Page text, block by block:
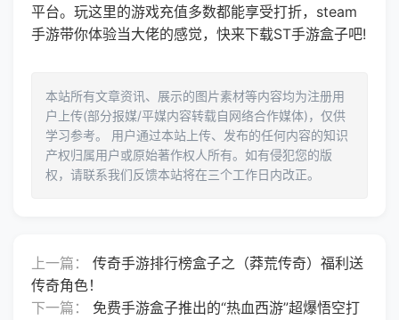
平台。玩这里的游戏充值多数都能享受打折，steam
手游带你体验当大佬的感觉，快来下载ST手游盒子吧!
本站所有文章资讯、展示的图片素材等内容均为注册用
户上传(部分报媒/平媒内容转载自网络合作媒体)，仅供
学习参考。 用户通过本站上传、发布的任何内容的知识
产权归属用户或原始著作权人所有。如有侵犯您的版
权，请联系我们反馈本站将在三个工作日内改正。
上一篇：
传奇手游排行榜盒子之（莽荒传奇）福利送
传奇角色！
下一篇：
免费手游盒子推出的“热血西游”超爆悟空打